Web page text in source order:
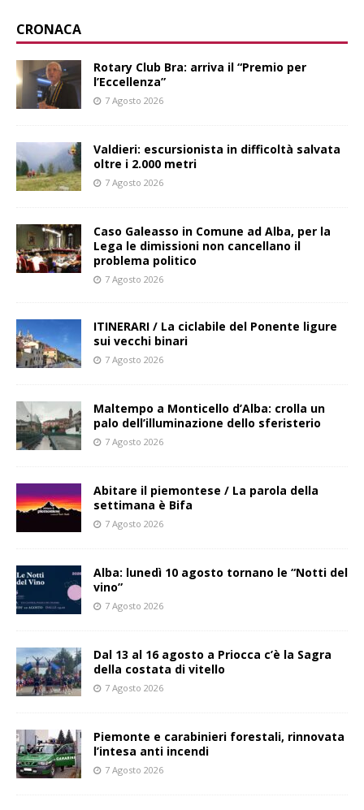
CRONACA
Rotary Club Bra: arriva il “Premio per
l’Eccellenza”
7 Agosto 2026
Valdieri: escursionista in difficoltà salvata
oltre i 2.000 metri
7 Agosto 2026
Caso Galeasso in Comune ad Alba, per la
Lega le dimissioni non cancellano il
problema politico
7 Agosto 2026
ITINERARI / La ciclabile del Ponente ligure
sui vecchi binari
7 Agosto 2026
Maltempo a Monticello d’Alba: crolla un
palo dell’illuminazione dello sferisterio
7 Agosto 2026
Abitare il piemontese / La parola della
settimana è Bifa
7 Agosto 2026
Alba: lunedì 10 agosto tornano le “Notti del
vino”
7 Agosto 2026
Dal 13 al 16 agosto a Priocca c’è la Sagra
della costata di vitello
7 Agosto 2026
Piemonte e carabinieri forestali, rinnovata
l’intesa anti incendi
7 Agosto 2026